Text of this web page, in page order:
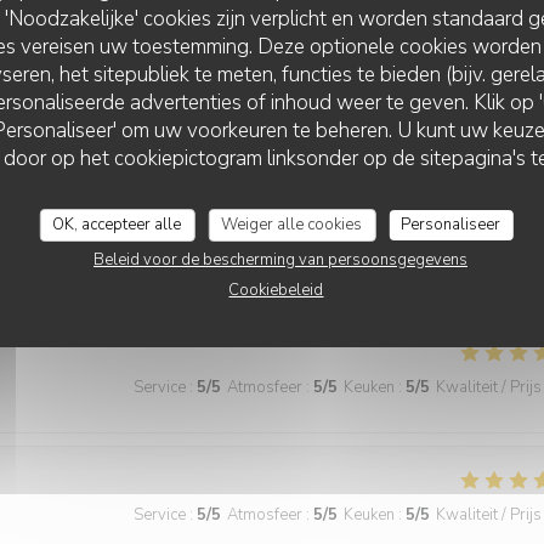
cookies zijn verplicht en worden standaard
vereisen uw toestemming. Deze optionele cookies
het sitepubliek te meten, functies te bieden (bijv.
advertenties of inhoud weer te geven. Klik op
om uw voorkeuren te beheren. U kunt uw
op het cookiepictogram linksonder op de sitepagina's
OK, accepteer alle Weiger alle cookies
Personaliseer
Beleid voor de bescherming van persoonsgegevens
Cookiebeleid
et dans les verres !
Service:5/5 Atmosfeer:5/5 Keuken:5 /5 Kwaliteit / Prijs
que raffinement et délice . Chaque plat est une surprise succulente ,
. Bravo à ce jeune couple adorable et passionné 👏👏
Service : 5/5 Atmosfeer : 5/5 Keuken : 5/5 Kwaliteit / Prijs
Service : 5/5 Atmosfeer : 5/5 Keuken : 5/5 Kwaliteit / Prijs